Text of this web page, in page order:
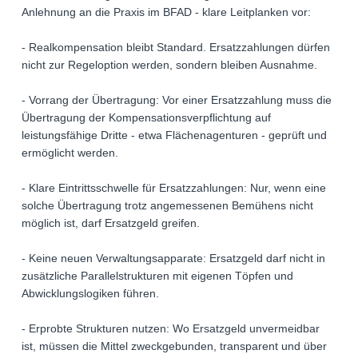
Anlehnung an die Praxis im BFAD - klare Leitplanken vor:
- Realkompensation bleibt Standard. Ersatzzahlungen dürfen
nicht zur Regeloption werden, sondern bleiben Ausnahme.
- Vorrang der Übertragung: Vor einer Ersatzzahlung muss die
Übertragung der Kompensationsverpflichtung auf
leistungsfähige Dritte - etwa Flächenagenturen - geprüft und
ermöglicht werden.
- Klare Eintrittsschwelle für Ersatzzahlungen: Nur, wenn eine
solche Übertragung trotz angemessenen Bemühens nicht
möglich ist, darf Ersatzgeld greifen.
- Keine neuen Verwaltungsapparate: Ersatzgeld darf nicht in
zusätzliche Parallelstrukturen mit eigenen Töpfen und
Abwicklungslogiken führen.
- Erprobte Strukturen nutzen: Wo Ersatzgeld unvermeidbar
ist, müssen die Mittel zweckgebunden, transparent und über